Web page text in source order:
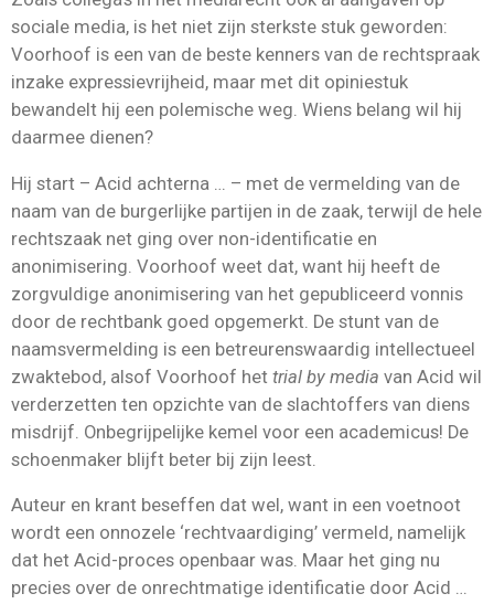
sociale media, is het niet zijn sterkste stuk geworden:
Voorhoof is een van de beste kenners van de rechtspraak
inzake expressievrijheid, maar met dit opiniestuk
bewandelt hij een polemische weg. Wiens belang wil hij
daarmee dienen?
Hij start – Acid achterna … – met de vermelding van de
naam van de burgerlijke partijen in de zaak, terwijl de hele
rechtszaak net ging over non-identificatie en
anonimisering. Voorhoof weet dat, want hij heeft de
zorgvuldige anonimisering van het gepubliceerd vonnis
door de rechtbank goed opgemerkt. De stunt van de
naamsvermelding is een betreurenswaardig intellectueel
zwaktebod, alsof Voorhoof het trial by media van Acid wil
verderzetten ten opzichte van de slachtoffers van diens
misdrijf. Onbegrijpelijke kemel voor een academicus! De
schoenmaker blijft beter bij zijn leest.
Auteur en krant beseffen dat wel, want in een voetnoot
wordt een onnozele ‘rechtvaardiging’ vermeld, namelijk
dat het Acid-proces openbaar was. Maar het ging nu
precies over de onrechtmatige identificatie door Acid …